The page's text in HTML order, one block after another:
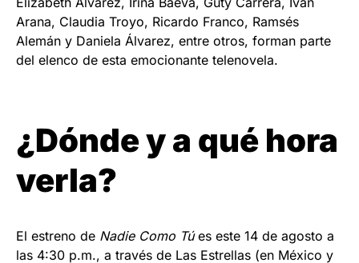
Arana, Claudia Troyo, Ricardo Franco, Ramsés
Alemán y Daniela Álvarez, entre otros, forman parte
del elenco de esta emocionante telenovela.
¿Dónde y a qué hora
verla?
El estreno de Nadie Como Túes este 14 de agosto a
las 4:30 p.m., a través de Las Estrellas (en México y